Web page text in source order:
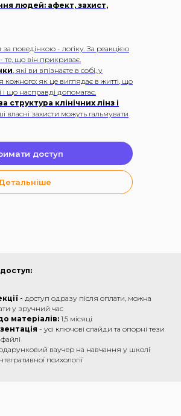
людей: афект, захист,
поведінкою - логіку. За реакцією
те, що він прикриває.
, які ви впізнаєте в собі, у
кожного: як це виглядає в житті, що
і що насправді допомагає.
структура клінічних лінз і
власні захисти можуть гальмувати
доступ
- доступ одразу після оплати, можна
у зручний час
матеріалів:1,5 місяці
- усі ключові слайди та опорні тези
ваучер на навчання у школі
психології